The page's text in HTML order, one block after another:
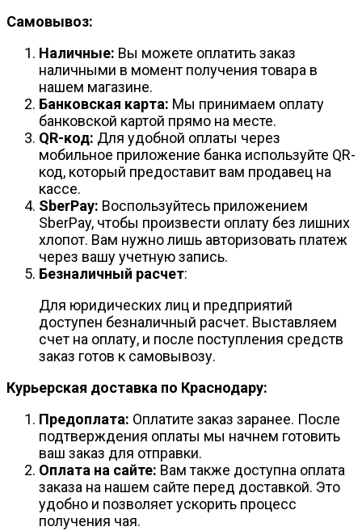
Самовывоз:
Наличные: Вы можете оплатить заказ
наличными в момент получения товара в
нашем магазине.
Банковская карта: Мы принимаем оплату
банковской картой прямо на месте.
QR-код: Для удобной оплаты через
мобильное приложение банка используйте QR-
код, который предоставит вам продавец на
кассе.
SberPay: Воспользуйтесь приложением
SberPay, чтобы произвести оплату без лишних
хлопот. Вам нужно лишь авторизовать платеж
через вашу учетную запись.
Безналичный расчет:
Для юридических лиц и предприятий
доступен безналичный расчет. Выставляем
счет на оплату, и после поступления средств
заказ готов к самовывозу.
Курьерская доставка по Краснодару:
Предоплата: Оплатите заказ заранее. После
подтверждения оплаты мы начнем готовить
ваш заказ для отправки.
Оплата на сайте: Вам также доступна оплата
заказа на нашем сайте перед доставкой. Это
удобно и позволяет ускорить процесс
получения чая.